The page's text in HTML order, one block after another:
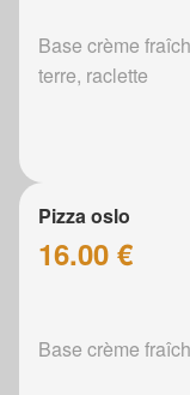
Base crème
terre, raclette
Pizza oslo
16.00 €
Base crème